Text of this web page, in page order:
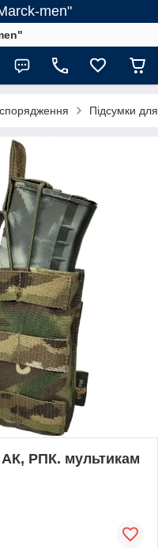
men"
Підсумки
АК, РПК. мультикам